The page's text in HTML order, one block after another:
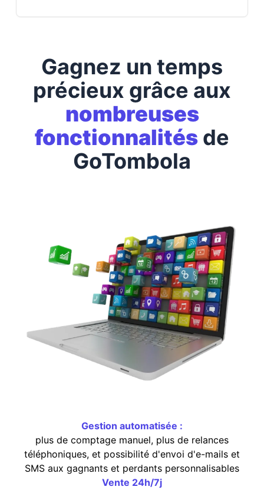
Gagnez un temps
précieux grâce aux
nombreuses
fonctionnalités de
GoTombola
Gestion automatisée :
plus de comptage manuel, plus de relances
téléphoniques, et possibilité d'envoi d'e-mails et
SMS aux gagnants et perdants personnalisables
Vente 24h/7j